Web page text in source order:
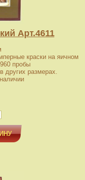
Арт.4611
краски на яичном
пробы
других размерах.